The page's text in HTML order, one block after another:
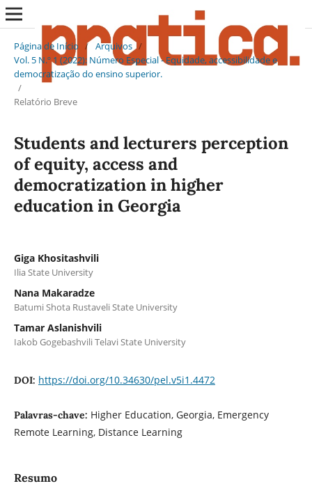
Página de Início / Arquivos /
Vol. 5 N.º 1 (2022): Número Especial - Equidade, accessibilidade e
democratização do ensino superior.
/
Relatório Breve
Students and lecturers perception
of equity, access and
democratization in higher
education in Georgia
Giga Khositashvili
Ilia State University
Nana Makaradze
Batumi Shota Rustaveli State University
Tamar Aslanishvili
Iakob Gogebashvili Telavi State University
DOI: https://doi.org/10.34630/pel.v5i1.4472
Palavras-chave: Higher Education, Georgia, Emergency
Remote Learning, Distance Learning
Resumo